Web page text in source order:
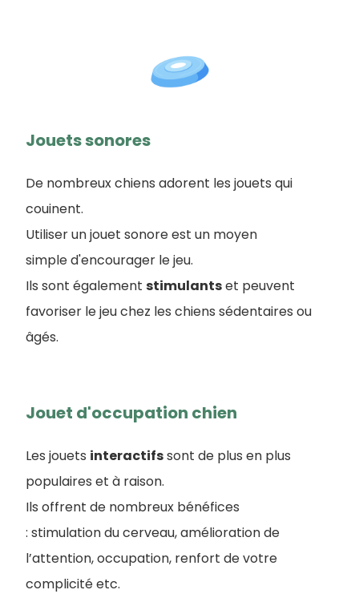
Jouets sonores
De nombreux chiens adorent les jouets qui
couinent.
Utiliser un jouet sonore est un moyen
simple d'encourager le jeu.
Ils sont également stimulantset peuvent
favoriser le jeu chez les chiens sédentaires ou
âgés.
Jouet d'occupation chien
Les jouets interactifssont de plus en plus
populaires et à raison.
Ils offrent de nombreux bénéfices
: stimulation du cerveau, amélioration de
l’attention, occupation, renfort de votre
complicité etc.